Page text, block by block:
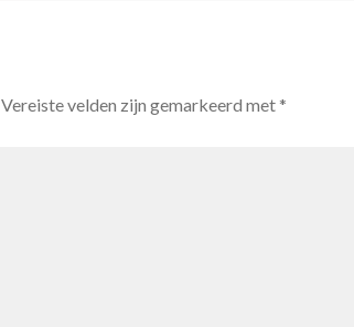
Vereiste velden zijn gemarkeerd met*